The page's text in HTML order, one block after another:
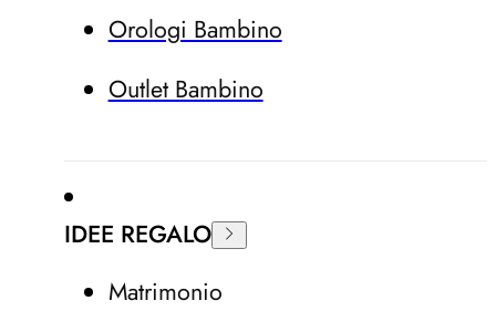
Orologi Bambino
Outlet Bambino
IDEE REGALO
Matrimonio